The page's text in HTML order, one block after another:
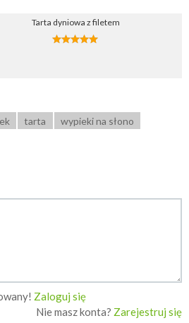
Tarta dyniowa z filetem
tarta wypieki na słono
Zaloguj się
Nie masz konta? Zarejestruj się